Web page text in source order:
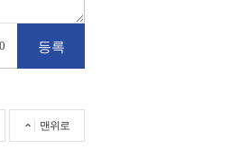
맨위로